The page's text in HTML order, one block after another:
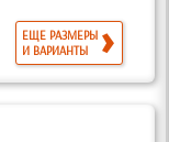
ЕЩЕ РАЗМЕРЫ
И ВАРИАНТЫ